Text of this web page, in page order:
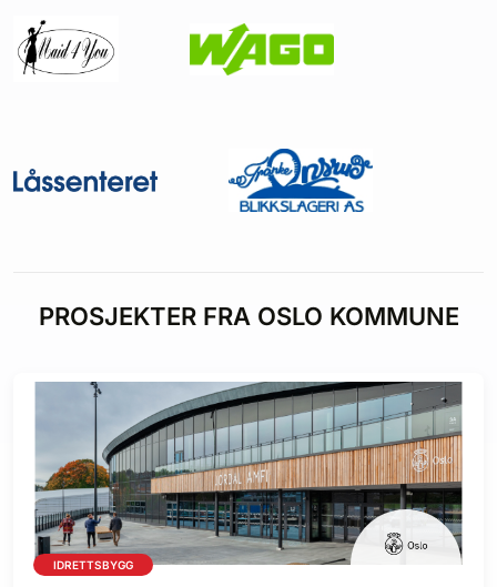
PROSJEKTER FRA OSLO KOMMUNE
IDRETTSBYGG